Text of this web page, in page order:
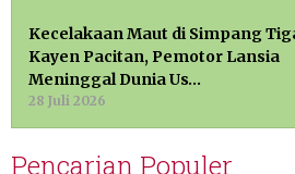
Kecelakaan Maut di Simpang
Kayen Pacitan, Pemotor Lansia
Meninggal Dunia Us…
28 Juli 2026
Pencarian Populer